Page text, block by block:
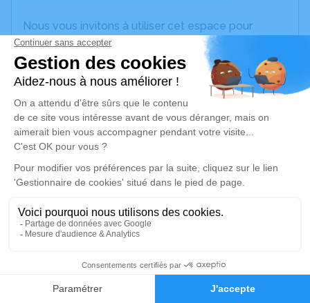
Faire-part Hommages
Nous vous invitons à utiliser cet espace pour
laisser vos condoléances, partager des photos
souvenirs, une anecdote ou exprimer vos pensées
à travers des poèmes ou des textes. Cet endroit
est un lieu d'expression dédié à honorer la
mémoire d’Anne-Marie ETCHETO.
Un service de plantation d’arbre hommage est
disponible ici.
Je rends hommage
Cérémonie religieuse
Église Saint Nicolas de Guéthary
Presbytère